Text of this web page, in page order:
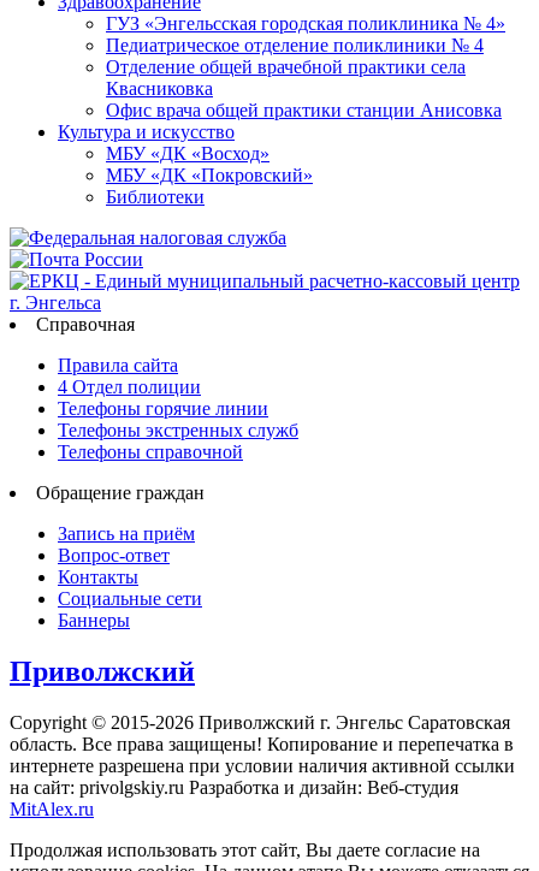
ГУЗ «Энгельсская городская поликлиника № 4»
Педиатрическое отделение поликлиники № 4
Отделение общей врачебной практики села
Квасниковка
Офис врача общей практики станции Анисовка
Культура и искусство
МБУ «ДК «Восход»
МБУ «ДК «Покровский»
Библиотеки
Справочная
Правила сайта
4 Отдел полиции
Телефоны горячие линии
Телефоны экстренных служб
Телефоны справочной
Обращение граждан
Запись на приём
Вопрос-ответ
Контакты
Социальные сети
Баннеры
Приволжский
Copyright © 2015-2026 Приволжский г. Энгельс Саратовская
область. Все права защищены! Копирование и перепечатка в
интернете разрешена при условии наличия активной ссылки
на сайт: privolgskiy.ru Разработка и дизайн: Веб-студия
MitAlex.ru
Продолжая использовать этот сайт, Вы даете согласие на